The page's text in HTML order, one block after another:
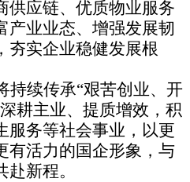
供应链、优质物业服务
产业业态、增强发展韧
夯实企业稳健发展根
持续传承“艰苦创业、开
耕主业、提质增效，积
服务等社会事业，以更
有活力的国企形象，与
新程。